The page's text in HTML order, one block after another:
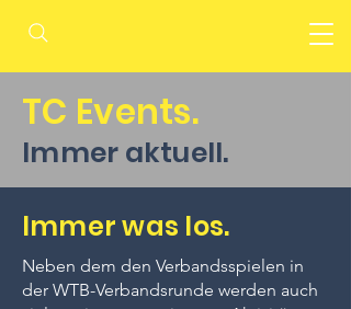
Immer aktuell.
TC Events.
Immer was los.
Neben dem den Verbandsspielen in
der WTB-Verbandsrunde werden auch